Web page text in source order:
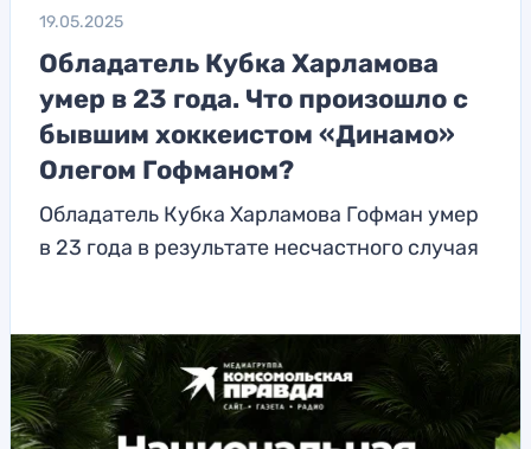
19.05.2025
Обладатель Кубка Харламова
умер в 23 года. Что произошло с
бывшим хоккеистом «Динамо»
Олегом Гофманом?
Обладатель Кубка Харламова Гофман умер
в 23 года в результате несчастного случая